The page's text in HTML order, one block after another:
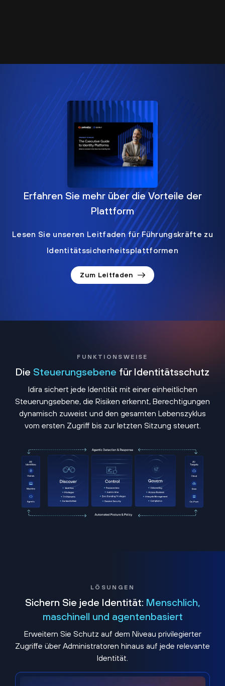
Erfahren Sie mehr über die Vorteile der
Plattform
Lesen Sie unseren Leitfaden für Führungskräfte zu
Identitätssicherheitsplattformen
Zum Leitfaden
FUNKTIONSWEISE
Die Steuerungsebene für Identitätsschutz
Idira sichert jede Identität mit einer einheitlichen
Steuerungsebene, die Risiken erkennt, Berechtigungen
dynamisch zuweist und den gesamten Lebenszyklus
vom ersten Zugriff bis zur letzten Sitzung steuert.
LÖSUNGEN
Sichern Sie jede Identität: Menschlich,
maschinell und agentenbasiert
Erweitern Sie Schutz auf dem Niveau privilegierter
Zugriffe über Administratoren hinaus auf jede relevante
Identität.